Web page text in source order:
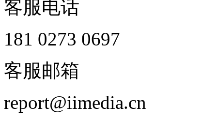
客服电话
181 0273 0697
客服邮箱
report@iimedia.cn